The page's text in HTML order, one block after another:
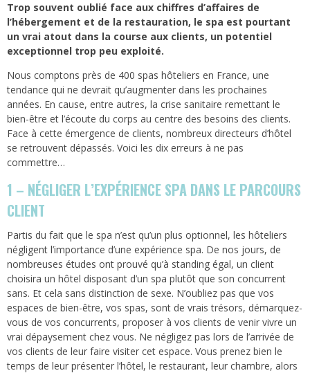
Trop souvent oublié face aux chiffres d’affaires de
l’hébergement et de la restauration, le spa est pourtant
un vrai atout dans la course aux clients, un potentiel
exceptionnel trop peu exploité.
Nous comptons près de 400 spas hôteliers en France, une
tendance qui ne devrait qu’augmenter dans les prochaines
années. En cause, entre autres, la crise sanitaire remettant le
bien-être et l’écoute du corps au centre des besoins des clients.
Face à cette émergence de clients, nombreux directeurs d’hôtel
se retrouvent dépassés. Voici les dix erreurs à ne pas
commettre…
1 – NÉGLIGER L’EXPÉRIENCE SPA DANS LE PARCOURS
CLIENT
Partis du fait que le spa n’est qu’un plus optionnel, les hôteliers
négligent l’importance d’une expérience spa. De nos jours, de
nombreuses études ont prouvé qu’à standing égal, un client
choisira un hôtel disposant d’un spa plutôt que son concurrent
sans. Et cela sans distinction de sexe. N’oubliez pas que vos
espaces de bien-être, vos spas, sont de vrais trésors, démarquez-
vous de vos concurrents, proposer à vos clients de venir vivre un
vrai dépaysement chez vous. Ne négligez pas lors de l’arrivée de
vos clients de leur faire visiter cet espace. Vous prenez bien le
temps de leur présenter l’hôtel, le restaurant, leur chambre, alors